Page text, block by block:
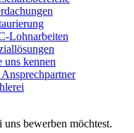
Lohnarbeiten
uns kennen
uns bewerben möchtest.